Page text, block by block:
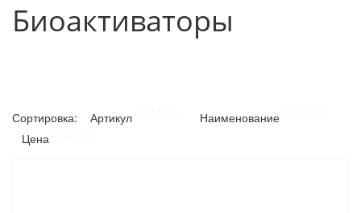
ЛАКОКРАСОЧНЫЕ МАТЕРИАЛЫ
Биоактиваторы
Сортировка: Артикул
Наименование
Цена